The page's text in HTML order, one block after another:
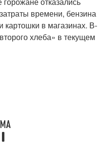
времени, бензина
картошки в магазинах. В-
хлеба» в текущем